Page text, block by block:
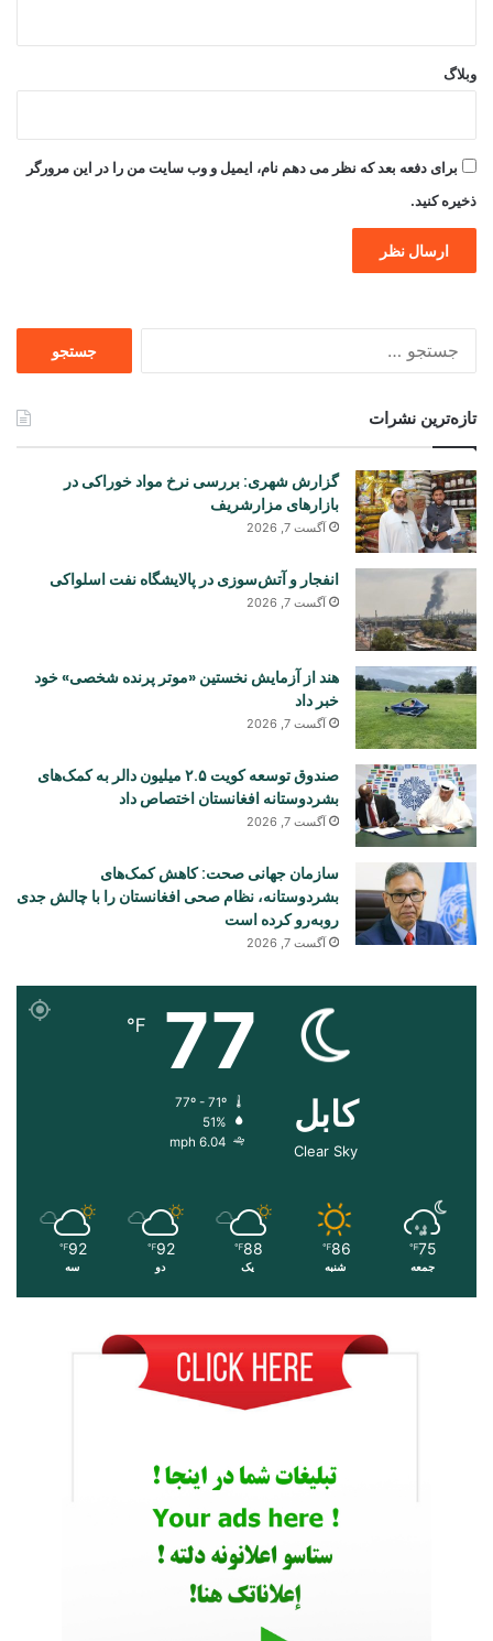
وبلاگ
برای دفعه بعد که نظر می دهم نام، ایمیل و وب سایت من را در این مرورگر
ذخیره کنید.
تازه‌ترین نشرات
گزارش شهری: بررسی نرخ مواد خوراکی در
بازارهای مزارشریف
آگست 7, 2026
انفجار و آتش‌سوزی در پالایشگاه نفت اسلواکی
آگست 7, 2026
هند از آزمایش نخستین «موتر پرنده شخصی» خود
خبر داد
آگست 7, 2026
صندوق توسعه کویت ۲.۵ میلیون دالر به کمک‌های
بشردوستانه افغانستان اختصاص داد
آگست 7, 2026
سازمان جهانی صحت: کاهش کمک‌های
بشردوستانه، نظام صحی افغانستان را با چالش جدی
روبه‌رو کرده است
آگست 7, 2026
کابل
Clear Sky
77
℉
51%
6.04 mph
75
℉
جمعه
86
℉
شنبه
88
℉
یک
92
℉
دو
92
℉
سه